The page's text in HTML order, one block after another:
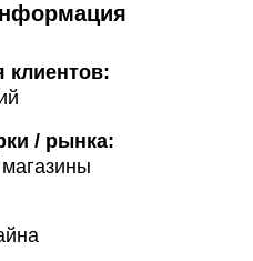
клиентов:
/ рынка: